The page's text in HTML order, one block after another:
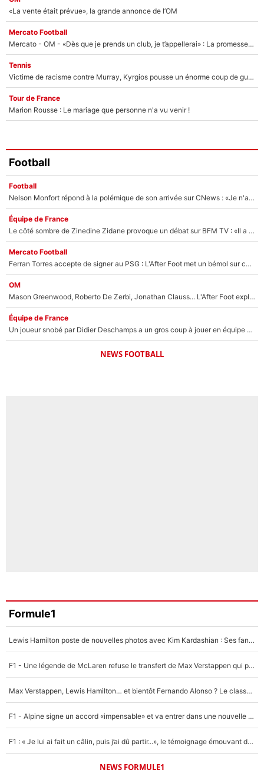
«La vente était prévue», la grande annonce de l’OM
Mercato Football
Mercato - OM - «Dès que je prends un club, je t’appellerai» : La promesse de Marcelino au moment de claquer la porte
Tennis
Victime de racisme contre Murray, Kyrgios pousse un énorme coup de gueule !
Tour de France
Marion Rousse : Le mariage que personne n'a vu venir !
Football
Football
Nelson Monfort répond à la polémique de son arrivée sur CNews : «Je n'ai pas le sentiment d'être sur une chaîne d'extrême droite»
Équipe de France
Le côté sombre de Zinedine Zidane provoque un débat sur BFM TV : «Il a pris 14 cartons rouges»
Mercato Football
Ferran Torres accepte de signer au PSG : L'After Foot met un bémol sur ce transfert, le champion du monde va couter trop cher ?
OM
Mason Greenwood, Roberto De Zerbi, Jonathan Clauss... L'After Foot explique pourquoi Medhi Benatia a craqué à l'OM !
Équipe de France
Un joueur snobé par Didier Deschamps a un gros coup à jouer en équipe de France : Zinedine Zidane a trouvé son numéro 9 ?
NEWS FOOTBALL
Formule1
Lewis Hamilton poste de nouvelles photos avec Kim Kardashian : Ses fans le voient déjà redevenir champion du monde de F1 grâce à elle !
F1 - Une légende de McLaren refuse le transfert de Max Verstappen qui pourrait «faire des vagues» et plomber l'ambiance dans l'équipe
Max Verstappen, Lewis Hamilton… et bientôt Fernando Alonso ? Le classement des pilotes les mieux payés en Formule 1 risque de changer !
F1 - Alpine signe un accord «impensable» et va entrer dans une nouvelle dimension : Grande nouvelle pour Pierre Gasly !
F1 : « Je lui ai fait un câlin, puis j’ai dû partir...», le témoignage émouvant de Max Verstappen sur sa fille
NEWS FORMULE1